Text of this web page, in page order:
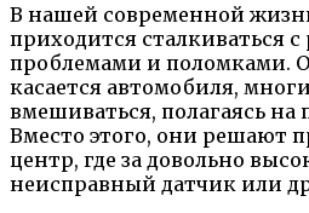
В нашей современной
приходится сталкиваться
проблемами и поломками.
касается автомобиля,
вмешиваться, полагаясь на
Вместо этого, они решают
центр, где за довольно
неисправный датчик или